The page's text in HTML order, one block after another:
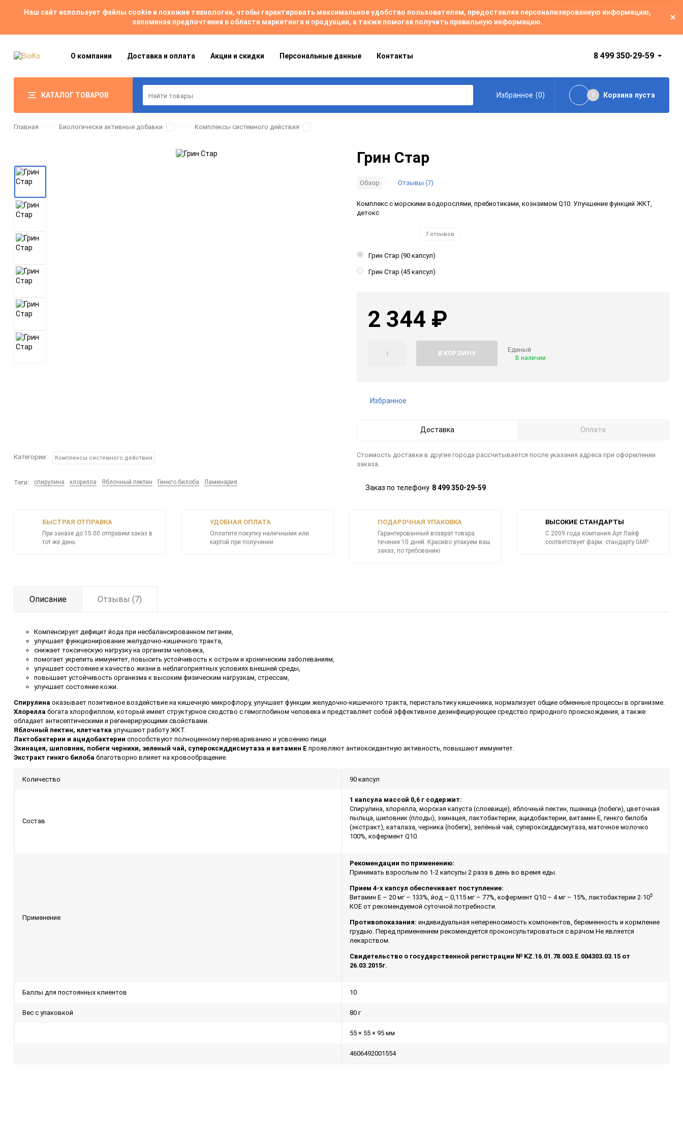
Наш сайт использует файлы cookie и похожие технологии, чтобы гарантировать максимальное удобство пользователям, предоставляя персонализированную информацию,
запоминая предпочтения в области маркетинга и продукции, а также помогая получить правильную информацию.
О компании Доставка и оплата Акции и скидки Персональные данные Контакты 8 499 350-29-59
КАТАЛОГ ТОВАРОВ Избранное (0) 0 Корзина пуста
Главная Биологически активные добавки Комплексы системного действия
Категории: Комплексы системного действия
Теги: спирулина хлорелла Яблочный пектин Гинкго билоба Ламинария
Грин Стар
Обзор Отзывы (7)
Комплекс с морскими водорослями, пребиотиками, коэнзимом Q10. Улучшение функций ЖКТ,
детокс
7 отзывов
Грин Стар (90 капсул)
Грин Стар (45 капсул)
2 344 ₽
В КОРЗИНУ Единый
В наличии
Избранное
Доставка Оплата
Стоимость доставки в другие города рассчитывается после указания адреса при оформлении
заказа.
Заказ по телефону 8 499 350-29-59
БЫСТРАЯ ОТПРАВКА
При заказе до 15:00 отправим заказ в
тот же день
УДОБНАЯ ОПЛАТА
Оплатите покупку наличными или
картой при получении
ПОДАРОЧНАЯ УПАКОВКА
Гарантированный возврат товара
течение 10 дней. Красиво упакуем ваш
заказ, по требованию
ВЫСОКИЕ СТАНДАРТЫ
C 2009 года компания Арт Лайф
соответствует фарм. стандарту GMP
Описание Отзывы (7)
Компенсирует дефицит йода при несбалансированном питании,
улучшает функционирование желудочно-кишечного тракта,
снижает токсическую нагрузку на организм человека,
помогает укрепить иммунитет, повысить устойчивость к острым и хроническим заболеваниям,
улучшает состояние и качество жизни в неблагоприятных условиях внешней среды,
повышает устойчивость организма к высоким физическим нагрузкам, стрессам,
улучшает состояние кожи.
Спирулина оказывает позитивное воздействие на кишечную микрофлору, улучшает функции желудочно-кишечного тракта, перистальтику кишечника, нормализует общие обменные процессы в организме.
Хлорелла богата хлорофиллом, который имеет структурное сходство с гемоглобином человека и представляет собой эффективное дезинфицирующее средство природного происхождения, а также
обладает антисептическими и регенерирующими свойствами.
Яблочный пектин, клетчатка улучшают работу ЖКТ.
Лактобактерии и ацидобактерии способствуют полноценному перевариванию и усвоению пищи.
Эхинацея, шиповник, побеги черники, зеленый чай, супероксиддисмутаза и витамин Е проявляют антиоксидантную активность, повышают иммунитет.
Экстракт гинкго билоба благотворно влияет на кровообращение.
Количество 90 капсул
Состав
1 капсула массой 0,6 г содержит:
Спирулина, хлорелла, морская капуста (слоевище), яблочный пектин, пшеница (побеги), цветочная
пыльца, шиповник (плоды), эхинацея, лактобактерии, ацидобактерии, витамин Е, гинкго билоба
(экстракт), каталаза, черника (побеги), зелёный чай, супероксиддисмутаза, маточное молочко
100%, кофермент Q10.
Применение
Рекомендации по применению:
Принимать взрослым по 1-2 капсулы 2 раза в день во время еды.
Прием 4-х капсул обеспечивает поступление:
Витамин Е – 20 мг – 133%, йод – 0,115 мг – 77%, кофермент Q10 – 4 мг – 15%, лактобактерии 2∙105
КОЕ от рекомендуемой суточной потребности.
Противопоказания: индивидуальная непереносимость компонентов, беременность и кормление
грудью. Перед применением рекомендуется проконсультироваться с врачом.Не является
лекарством.
Свидетельство о государственной регистрации № KZ.16.01.78.003.Е.004303.03.15 от
26.03.2015г.
Баллы для постоянных клиентов 10
Вес с упаковкой 80 г
55 × 55 × 95 мм
4606492001554